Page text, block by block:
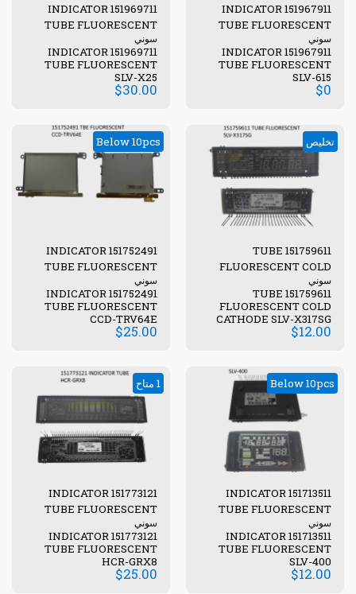
151967911 INDICATOR
TUBE FLUORESCENT
سوني
151967911 INDICATOR
TUBE FLUORESCENT
SLV-615
$0
151969711 INDICATOR
TUBE FLUORESCENT
سوني
151969711 INDICATOR
TUBE FLUORESCENT
SLV-X25
$30.00
تخليص
151759611 TUBE
FLUORESCENT COLD
CATHODE
سوني
151759611 TUBE
FLUORESCENT COLD
CATHODE SLV-X317SG
$12.00
Below 10pcs
151752491 INDICATOR
TUBE FLUORESCENT
سوني
151752491 INDICATOR
TUBE FLUORESCENT
CCD-TRV64E
$25.00
Below 10pcs
151713511 INDICATOR
TUBE FLUORESCENT
سوني
151713511 INDICATOR
TUBE FLUORESCENT
SLV-400
$12.00
1 متاح
151773121 INDICATOR
TUBE FLUORESCENT
سوني
151773121 INDICATOR
TUBE FLUORESCENT
HCR-GRX8
$25.00